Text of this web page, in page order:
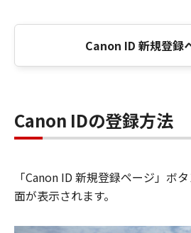
Canon ID 新規登録
Canon IDの登録方法
「Canon ID 新規登録ページ」ボ
面が表示されます。